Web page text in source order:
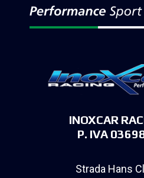
INOXCAR
P. IVA
Strada Hans